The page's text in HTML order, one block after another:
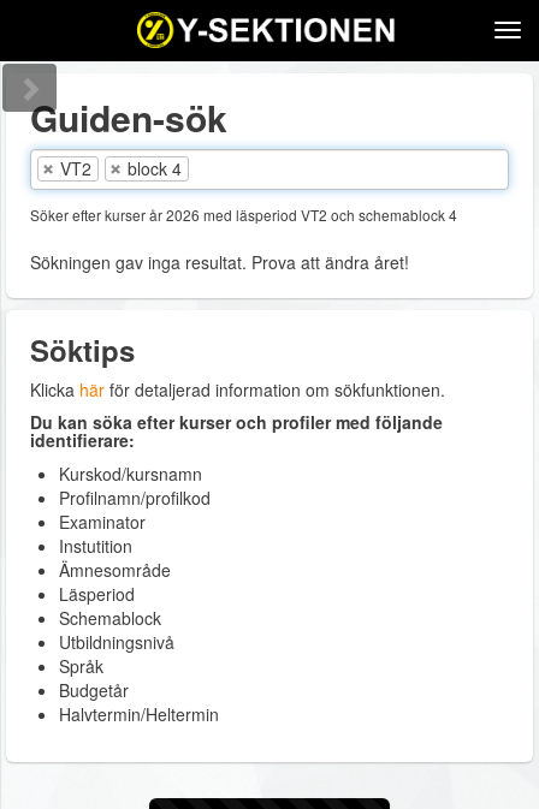
Guiden-sök
VT2 block 4
Söker efter kurser år 2026 med läsperiod VT2 och schemablock 4
Sökningen gav inga resultat. Prova att ändra året!
Söktips
Klicka här för detaljerad information om sökfunktionen.
Du kan söka efter kurser och profiler med följande
identifierare:
Kurskod/kursnamn
Profilnamn/profilkod
Examinator
Instutition
Ämnesområde
Läsperiod
Schemablock
Utbildningsnivå
Språk
Budgetår
Halvtermin/Heltermin